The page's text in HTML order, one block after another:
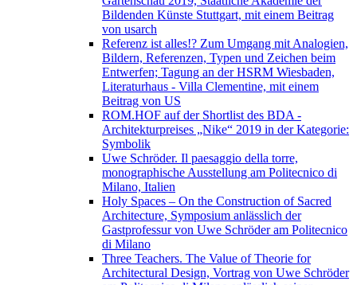
Bildenden Künste Stuttgart, mit einem Beitrag
von usarch
Referenz ist alles!? Zum Umgang mit Analogien,
Bildern, Referenzen, Typen und Zeichen beim
Entwerfen; Tagung an der HSRM Wiesbaden,
Literaturhaus - Villa Clementine, mit einem
Beitrag von US
ROM.HOF auf der Shortlist des BDA -
Architekturpreises „Nike“ 2019 in der Kategorie:
Symbolik
Uwe Schröder. Il paesaggio della torre,
monographische Ausstellung am Politecnico di
Milano, Italien
Holy Spaces – On the Construction of Sacred
Architecture, Symposium anlässlich der
Gastprofessur von Uwe Schröder am Politecnico
di Milano
Three Teachers. The Value of Theorie for
Architectural Design, Vortrag von Uwe Schröder